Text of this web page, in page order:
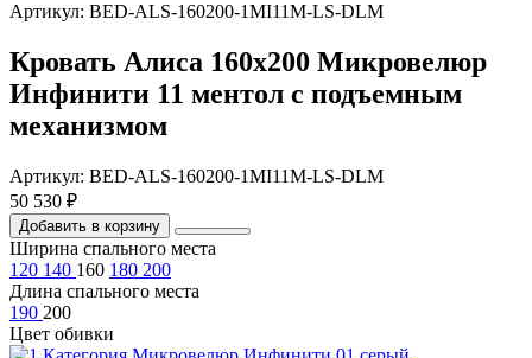
Артикул: BED-ALS-160200-1MI11M-LS-DLM
Кровать Алиса 160х200 Микровелюр
Инфинити 11 ментол с подъемным
механизмом
Артикул: BED-ALS-160200-1MI11M-LS-DLM
50 530 ₽
Добавить в корзину
Ширина спального места
120 140 160 180 200
Длина спального места
190 200
Цвет обивки